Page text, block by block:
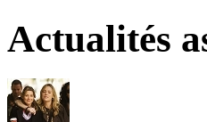
Actualités